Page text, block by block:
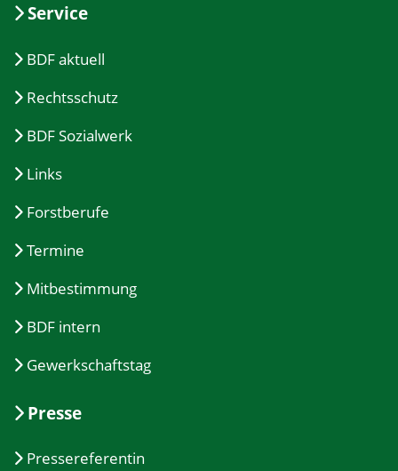
Service
BDF aktuell
Rechtsschutz
BDF Sozialwerk
Links
Forstberufe
Termine
Mitbestimmung
BDF intern
Gewerkschaftstag
Presse
Pressereferentin